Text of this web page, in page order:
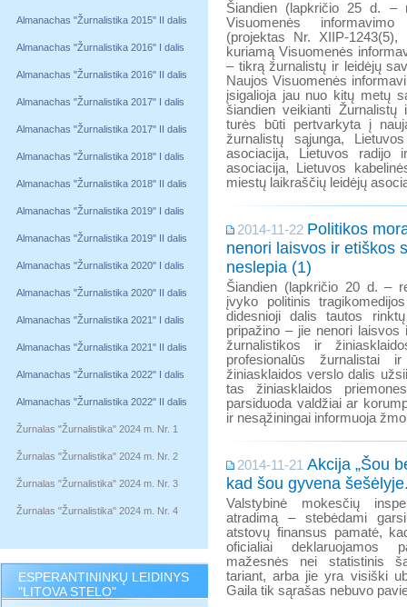
Almanachas "Žurnalistika 2015" II dalis
Almanachas "Žurnalistika 2016" I dalis
Almanachas "Žurnalistika 2016" II dalis
Almanachas "Žurnalistika 2017" I dalis
Almanachas "Žurnalistika 2017" II dalis
Almanachas "Žurnalistika 2018" I dalis
Almanachas "Žurnalistika 2018" II dalis
Almanachas "Žurnalistika 2019" I dalis
Almanachas "Žurnalistika 2019" II dalis
Almanachas "Žurnalistika 2020" I dalis
Almanachas "Žurnalistika 2020" II dalis
Almanachas "Žurnalistika 2021" I dalis
Almanachas "Žurnalistika 2021" II dalis
Almanachas "Žurnalistika 2022" I dalis
Almanachas "Žurnalistika 2022" II dalis
Žurnalas "Žurnalistika" 2024 m. Nr. 1
Žurnalas "Žurnalistika" 2024 m. Nr. 2
Žurnalas "Žurnalistika" 2024 m. Nr. 3
Žurnalas "Žurnalistika" 2024 m. Nr. 4
ESPERANTININKŲ LEIDINYS
"LITOVA STELO"
Šiandien (lapkričio 25 d. –
Visuomenės
(projektas Nr. XIIP-
kuriamą Visuomenės
– tikrą žurnalistų ir leidėjų
Naujos Visuomenės
įsigalioja jau nuo kitų metų
šiandien veikianti Žurnalistų
turės būti pertvarkyta į
žurnalistų sąjunga,
asociacija, Lietuvos radijo
asociacija, Lietuvos
miestų laikraščių leidėjų
2014-11-22 Politikos
nenori laisvos ir etiškos
neslepia (1)
Šiandien (lapkričio 20 d. –
įvyko politinis
didesnioji dalis tautos
pripažino – jie nenori laisvos
žurnalistikos ir
profesionalūs žurnalistai
žiniasklaidos verslo dalis
tas žiniasklaidos
parsiduoda valdžiai ar
ir nesąžiningai informuoja
2014-11-21 Akcija „Šou
kad šou gyvena
Valstybinė mokesčių
atradimą – stebėdami
atstovų finansus pamatė,
oficialiai deklaruojamos
mažesnės nei statistinis
tariant, arba jie yra visiški
Gaila tik sąrašas nebuvo